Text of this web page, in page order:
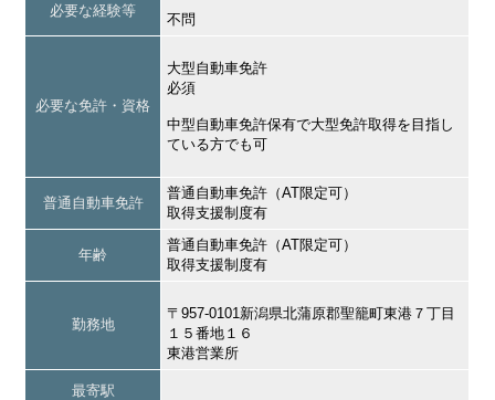
必要な経験等
不問
必要な免許・資格
大型自動車免許
必須
中型自動車免許保有で大型免許取得を目指し
ている方でも可
普通自動車免許
普通自動車免許（AT限定可）
取得支援制度有
年齢
普通自動車免許（AT限定可）
取得支援制度有
勤務地
〒957-0101新潟県北蒲原郡聖籠町東港７丁目
１５番地１６
東港営業所
最寄駅